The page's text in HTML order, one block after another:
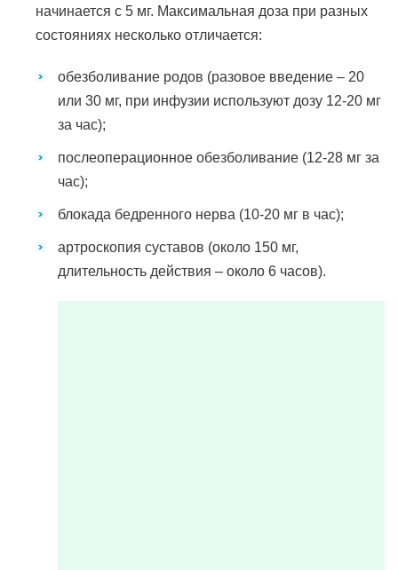
начинается с 5 мг. Максимальная доза при разных
состояниях несколько отличается:
обезболивание родов (разовое введение – 20
или 30 мг, при инфузии используют дозу 12-20 мг
за час);
послеоперационное обезболивание (12-28 мг за
час);
блокада бедренного нерва (10-20 мг в час);
артроскопия суставов (около 150 мг,
длительность действия – около 6 часов).